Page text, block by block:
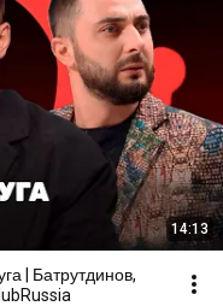
14:13
| Батрутдинов,